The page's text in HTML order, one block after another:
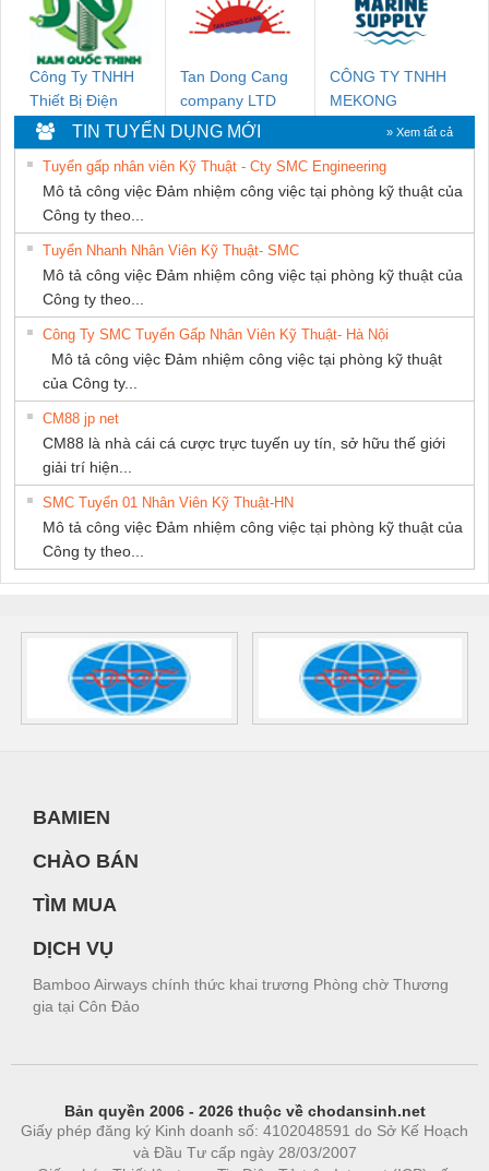
NAM
Công Ty TNHH
Thiết Bị Điện
Nam Quốc Thịnh
Tan Dong Cang
company LTD
CÔNG TY TNHH
MEKONG
SUPPLY
TIN TUYỂN DỤNG MỚI » Xem tất cả
Tuyển gấp nhân viên Kỹ Thuật - Cty SMC Engineering
Mô tả công việc Đảm nhiệm công việc tại phòng kỹ thuật của
Công ty theo...
Tuyển Nhanh Nhân Viên Kỹ Thuật- SMC
Mô tả công việc Đảm nhiệm công việc tại phòng kỹ thuật của
Công ty theo...
Công Ty SMC Tuyển Gấp Nhân Viên Kỹ Thuật- Hà Nội
Mô tả công việc Đảm nhiệm công việc tại phòng kỹ thuật
của Công ty...
CM88 jp net
CM88 là nhà cái cá cược trực tuyến uy tín, sở hữu thế giới
giải trí hiện...
SMC Tuyển 01 Nhân Viên Kỹ Thuật-HN
Mô tả công việc Đảm nhiệm công việc tại phòng kỹ thuật của
Công ty theo...
BAMIEN
CHÀO BÁN
TÌM MUA
DỊCH VỤ
Bamboo Airways chính thức khai trương Phòng chờ Thương
gia tại Côn Đảo
Bản quyền 2006 - 2026 thuộc về chodansinh.net
Giấy phép đăng ký Kinh doanh số: 4102048591 do Sở Kế Hoạch
và Đầu Tư cấp ngày 28/03/2007